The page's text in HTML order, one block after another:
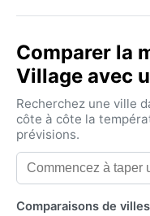
Comparer la
Village avec
Recherchez une ville
côte à côte la
prévisions.
Comparaisons de